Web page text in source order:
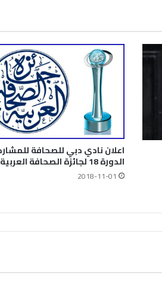
اعلان نادي دبي للصحافة
الدورة 18 لجائزة الصحافة العربية
2018-11-01